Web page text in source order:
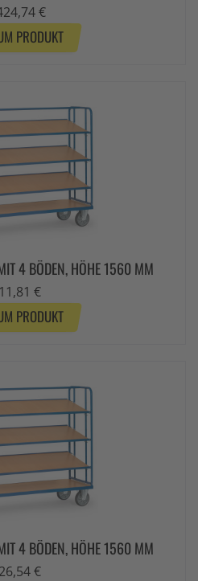
€
PRODUKT
4 BÖDEN, HÖHE 1560 MM
€
PRODUKT
4 BÖDEN, HÖHE 1560 MM
€